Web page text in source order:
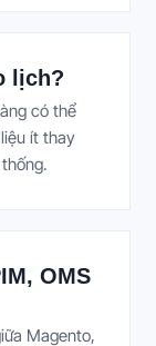
lịch?
có thể
ít thay
OMS
Magento,